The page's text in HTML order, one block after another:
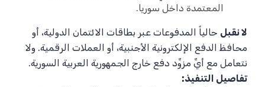
المعتمدة داخل سوريا.
لا نقبل حالياً المدفوعات عبر بطاقات الائتمان الدولية، أو
محافظ الدفع الإلكترونية الأجنبية، أو العملات الرقمية. ولا
نتعامل مع أيِّ مزوِّد دفع خارج الجمهورية العربية السورية.
تفاصيل التنفيذ: